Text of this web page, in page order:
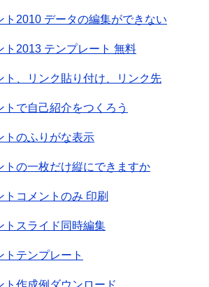
ト2010 データの編集ができない
ト2013 テンプレート 無料
ト、リンク貼り付け、リンク先
トで自己紹介をつくろう
トのふりがな表示
トの一枚だけ縦にできますか
トコメントのみ 印刷
トスライド同時編集
トテンプレート